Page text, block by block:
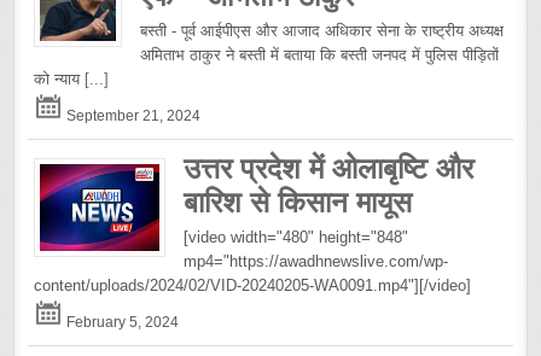
बस्ती - पूर्व आईपीएस और आजाद अधिकार सेना के राष्ट्रीय अध्यक्ष
अमिताभ ठाकुर ने बस्ती में बताया कि बस्ती जनपद में पुलिस पीड़ितों
को न्याय [...]
September 21, 2024
उत्तर प्रदेश में ओलाबृष्टि और
बारिश से किसान मायूस
[video width="480" height="848"
mp4="https://awadhnewslive.com/wp-
content/uploads/2024/02/VID-20240205-WA0091.mp4"][/video]
February 5, 2024